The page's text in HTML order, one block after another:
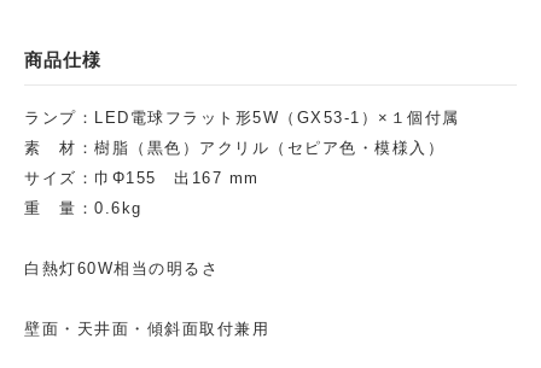
商品仕様
ランプ：LED電球フラット形5W（GX53-1）×１個付属
素 材：樹脂（黒色）アクリル（セピア色・模様入）
サイズ：巾Φ155 出167 mm
重 量：0.6kg
白熱灯60W相当の明るさ
壁面・天井面・傾斜面取付兼用